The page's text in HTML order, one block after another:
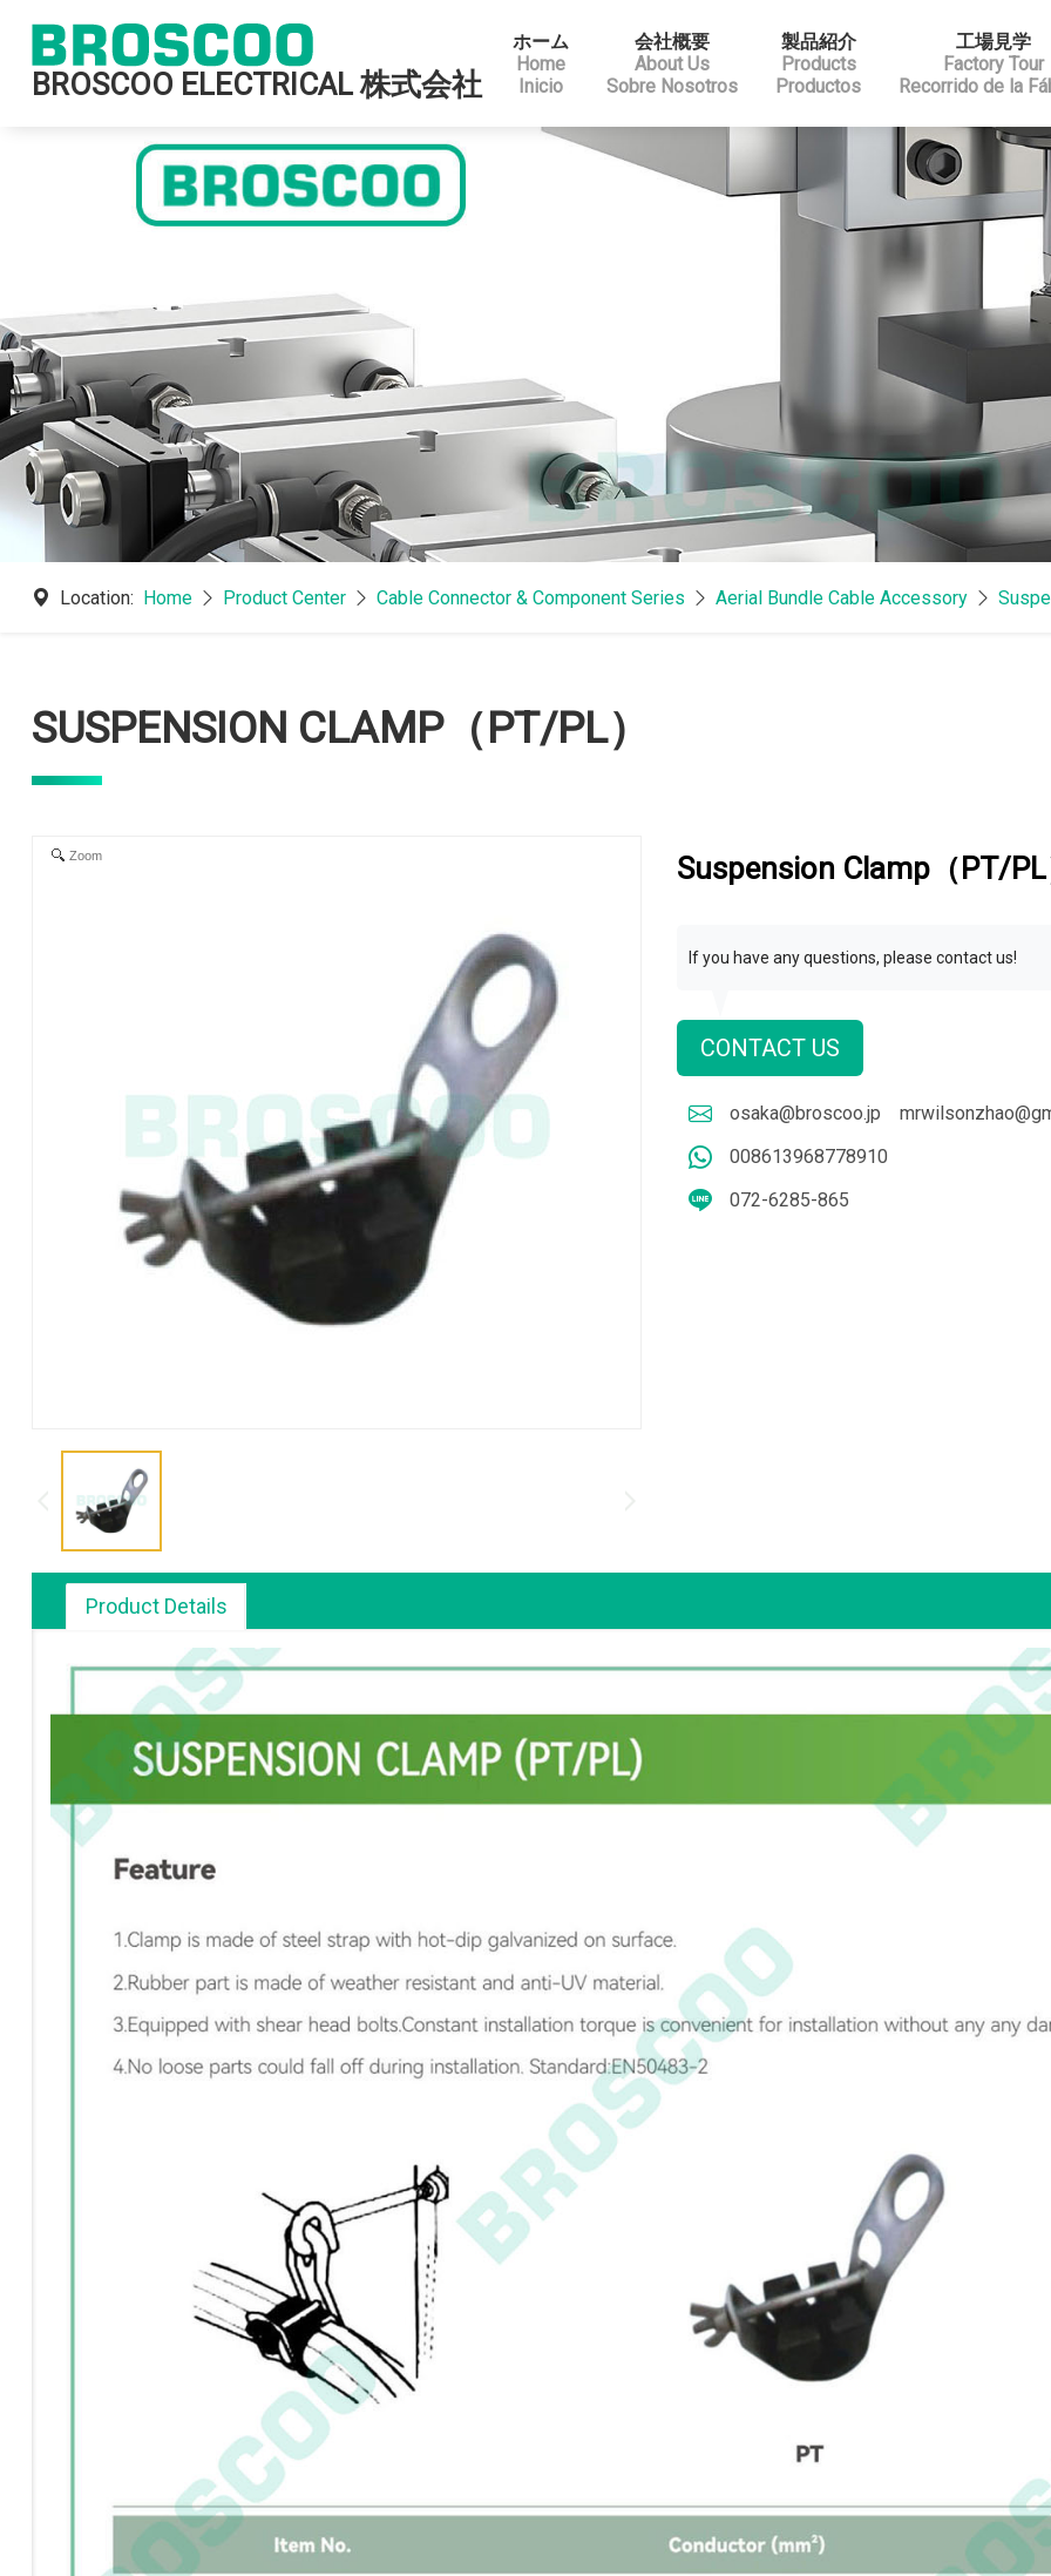
BROSCOO ELECTRICAL 株式会社
ホーム
Home
Inicio
会社概要
About Us
Sobre Nosotros
製品紹介
Products
Productos
工場見学
Factory Tour
Recorrido de la
Location: Home Product Center Cable Connector & Component Series Aerial Bundle Cable Accessory
SUSPENSION CLAMP（PT/PL）
Zoom Suspension Clamp（PT/PL
If you have any questions, please contact us!
CONTACT US
osaka@broscoo.jp
008613968778910
072-6285-865
Product Details